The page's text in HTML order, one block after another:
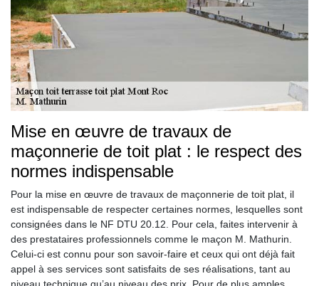
Mise en œuvre de travaux de
maçonnerie de toit plat : le respect des
normes indispensable
Pour la mise en œuvre de travaux de maçonnerie de toit plat, il
est indispensable de respecter certaines normes, lesquelles sont
consignées dans le NF DTU 20.12. Pour cela, faites intervenir à
des prestataires professionnels comme le maçon M. Mathurin.
Celui-ci est connu pour son savoir-faire et ceux qui ont déjà fait
appel à ses services sont satisfaits de ses réalisations, tant au